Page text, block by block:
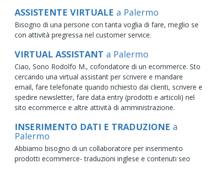
ASSISTENTE VIRTUALE a Palermo
Bisogno di una persone con tanta voglia di fare, meglio se
con attività pregressa nel customer service.
VIRTUAL ASSISTANT a Palermo
Ciao, Sono Rodolfo M., cofondatore di un ecommerce. Sto
cercando una virtual assistant per scrivere e mandare
email, fare telefonate quando richiesto dai clienti, scrivere e
spedire newsletter, fare data entry (prodotti e articoli) nel
sito ecommerce e altre attività di amministrazione.
INSERIMENTO DATI E TRADUZIONE a
Palermo
Abbiamo bisogno di un collaboratore per inserimento
prodotti ecommerce- traduzioni inglese e contenuti seo